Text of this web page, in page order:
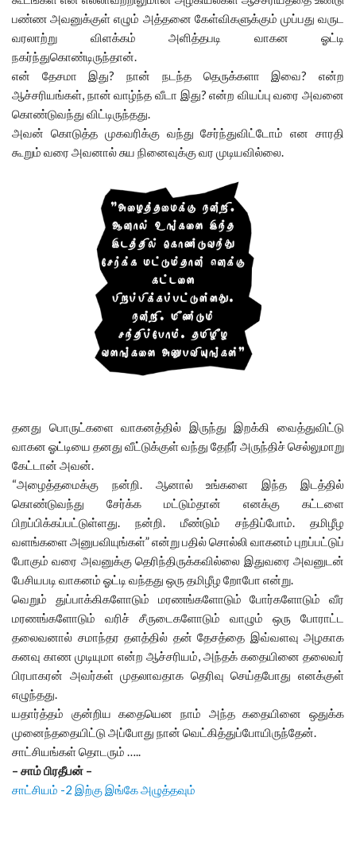
பண்ண அவனுக்குள் எழும் அத்தனை கேள்விகளுக்கும் முப்பது வருட
வரலாற்று விளக்கம் அளித்தபடி வாகன ஓட்டி
நகர்ந்துகொண்டிருந்தான்.
என் தேசமா இது? நான் நடந்த தெருக்களா இவை? என்ற
ஆச்சரியங்கள், நான் வாழ்ந்த வீடா இது? என்ற வியப்பு வரை அவனை
கொண்டுவந்து விட்டிருந்தது.
அவன் கொடுத்த முகவரிக்கு வந்து சேர்ந்துவிட்டோம் என சாரதி
கூறும் வரை அவனால் சுய நினைவுக்கு வர முடியவில்லை.
தனது பொருட்களை வாகனத்தில் இருந்து இறக்கி வைத்துவிட்டு
வாகன ஓட்டியை தனது வீட்டுக்குள் வந்து தேநீர் அருந்திச் செல்லுமாறு
கேட்டான் அவன்.
“அழைத்தமைக்கு நன்றி. ஆனால் உங்களை இந்த இடத்தில்
கொண்டுவந்து சேர்க்க மட்டும்தான் எனக்கு கட்டளை
பிறப்பிக்கப்பட்டுள்ளது. நன்றி. மீண்டும் சந்திப்போம். தமிழீழ
வளங்களை அனுபவியுங்கள்” என்று பதில் சொல்லி வாகனம் புறப்பட்டுப்
போகும் வரை அவனுக்கு தெரிந்திருக்கவில்லை இதுவரை அவனுடன்
பேசியபடி வாகனம் ஓட்டி வந்தது ஒரு தமிழீழ றோபோ என்று.
வெறும் துப்பாக்கிகளோடும் மரணங்களோடும் போர்களோடும் வீர
மரணங்களோடும் வரிச் சீருடைகளோடும் வாழும் ஒரு போராட்ட
தலைவனால் சமாந்தர தளத்தில் தன் தேசத்தை இவ்வளவு அழகாக
கனவு காண முடியுமா என்ற ஆச்சரியம், அந்தக் கதையினை தலைவர்
பிரபாகரன் அவர்கள் முதலாவதாக தெரிவு செய்தபோது எனக்குள்
எழுந்தது.
யதார்த்தம் குன்றிய கதையென நாம் அந்த கதையினை ஒதுக்க
முனைந்ததையிட்டு அப்போது நான் வெட்கித்துப்போயிருந்தேன்.
சாட்சியங்கள் தொடரும் …..
– சாம் பிரதீபன் –
சாட்சியம் -2 இற்கு இங்கே அழுத்தவும்